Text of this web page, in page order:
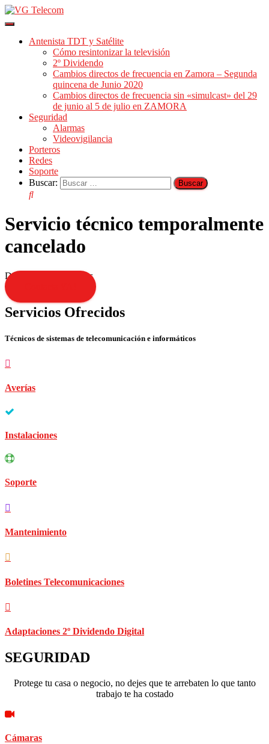
Cambiar
navegación
Antenista TDT y Satélite
Cómo resintonizar la televisión
2º Dividendo
Cambios directos de frecuencia en Zamora – Segunda
quincena de Junio 2020
Cambios directos de frecuencia sin «simulcast» del 29
de junio al 5 de julio en ZAMORA
Seguridad
Alarmas
Videovigilancia
Porteros
Redes
Soporte
Buscar:
Servicio técnico temporalmente
cancelado
Disculpen las molestias
Servicios Ofrecidos
Técnicos de sistemas de telecomunicación e informáticos
Averías
Instalaciones
Soporte
Mantenimiento
Boletines Telecomunicaciones
Adaptaciones 2º Dividendo Digital
SEGURIDAD
Protege tu casa o negocio, no dejes que te arrebaten lo que tanto
trabajo te ha costado
Cámaras